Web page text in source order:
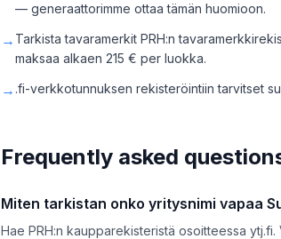
— generaattorimme ottaa tämän huomioon.
→ Tarkista tavaramerkit PRH:n
maksaa alkaen 215 € per luokka.
→ .fi-verkkotunnuksen rekisteröintiin tarvitset
Frequently asked
Miten tarkistan onko yritysnimi vapaa
Hae PRH:n kaupparekisteristä osoitteessa